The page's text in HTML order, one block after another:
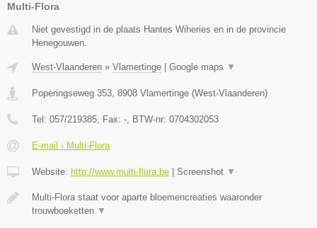
Multi-Flora
Niet gevestigd in de plaats Hantes Wiheries en in de provincie
Henegouwen.
West-Vlaanderen » Vlamertinge Google maps ▼
Poperingseweg 353, 8908 Vlamertinge (West-Vlaanderen)
Tel: 057/219385, Fax: -, BTW-nr: 0704302053
E-mail › Multi-Flora
Website: http://www.multi-flora.be Screenshot ▼
Multi-Flora staat voor aparte bloemencreaties waaronder
trouwboeketten ▼